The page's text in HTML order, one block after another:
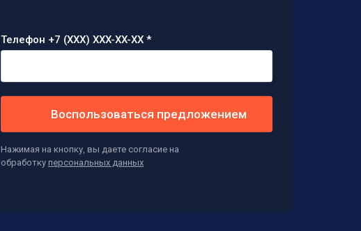
Телефон +7 (XXX) XXX-XX-XX *
Воспользоваться предложением
Нажимая на кнопку, вы даете согласие на
обработку персональных данных